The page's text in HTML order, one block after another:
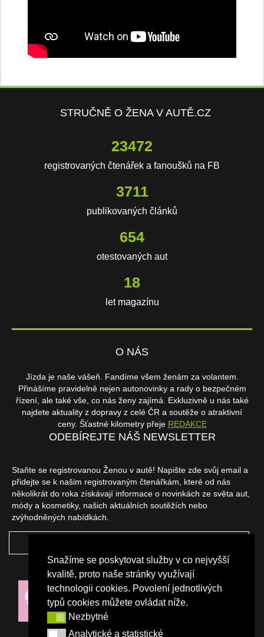
Snažíme se poskytovat služby v co nejvyšší
kvalitě, proto naše stránky využívají
technologii cookies. Povolení jednotlivých
typů cookies můžete ovládat níže.
NezbytnéNezbytné
Analytické a statistické
STRUČNĚ O ŽENA V AUTĚ.CZ
23472
registrovaných čtenářek a fanoušků na FB
3711
publikovaných článků
654
otestovaných aut
18
let magazínu
O NÁS
Jízda je naše vášeň. Fandíme všem ženám za volantem.
Přinášíme pravidelně nejen autonovinky a rady o bezpečném
řízení, ale také vše, co nás ženy zajímá. Exkluzivně u nás také
najdete aktuality z dopravy z celé ČR a soutěže o atraktivní
ceny. Šťastné kilometry přeje REDAKCE
ODEBÍREJTE NÁŠ NEWSLETTER
Staňte se registrovanou Ženou v autě! Napište zde svůj email a
přidejte se k našim registrovaným čtenářkám, které od nás
několikrát do roka získávají informace o novinkách ze světa aut,
módy a kosmetiky, našich aktuálních soutěžích nebo
zvýhodněných nabídkách.
NAŠI PARTNEŘI